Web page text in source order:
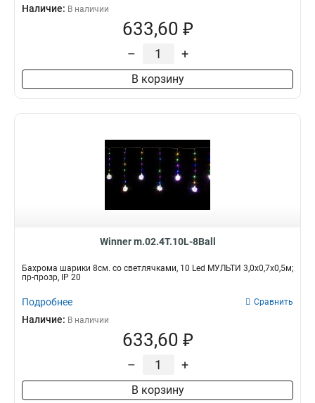
Наличие: В наличии
633,60 ₽
– +
В корзину
Winner m.02.4T.10L-8Ball
Бахрома шарики 8см. со светлячками, 10 Led МУЛЬТИ 3,0х0,7х0,5м;
пр-прозр, IP 20
Подробнее Сравнить
Наличие: В наличии
633,60 ₽
– +
В корзину